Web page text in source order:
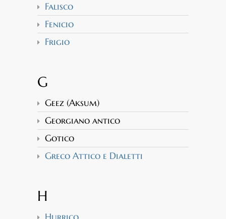
Falisco
Fenicio
Frigio
G
Geez (Aksum)
Georgiano antico
Gotico
Greco Attico e Dialetti
H